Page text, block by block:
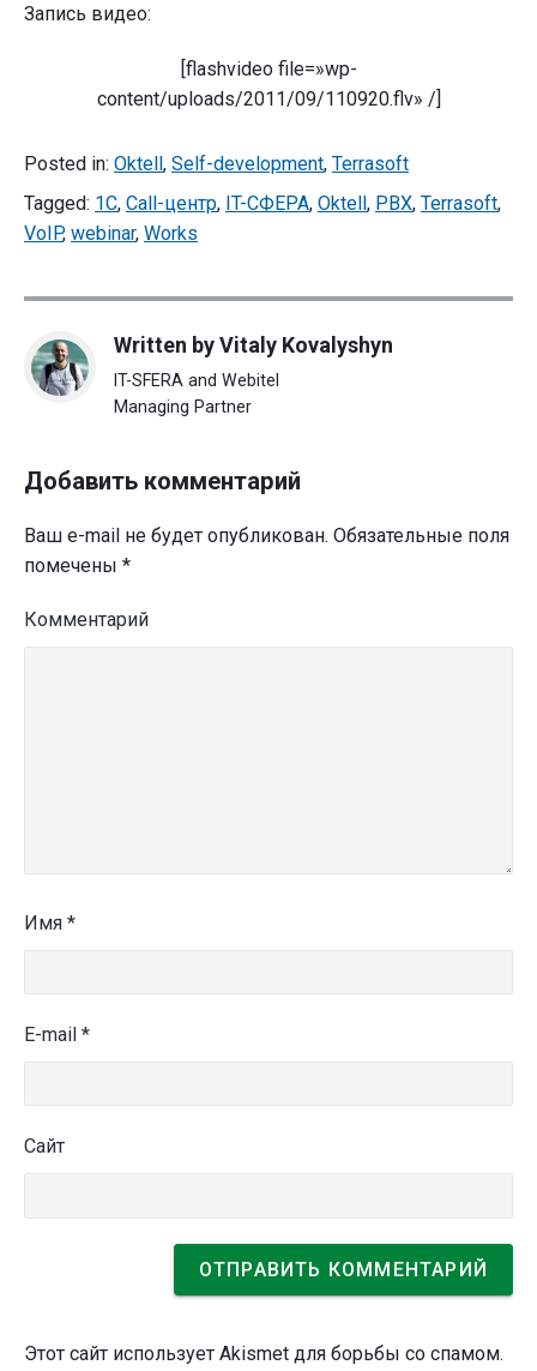
Запись видео:
[flashvideo file=»wp-
content/uploads/2011/09/110920.flv» /]
Posted in: Oktell, Self-development, Terrasoft
Tagged: 1C, Call-центр, IT-СФЕРА, Oktell, PBX, Terrasoft,
VoIP, webinar, Works
Written byVitaly Kovalyshyn
IT-SFERA and Webitel
Managing Partner
Добавить комментарий
Ваш e-mail не будет опубликован. Обязательные поля
помечены *
Комментарий
Имя *
E-mail *
Сайт
Этот сайт использует Akismet для борьбы со спамом.